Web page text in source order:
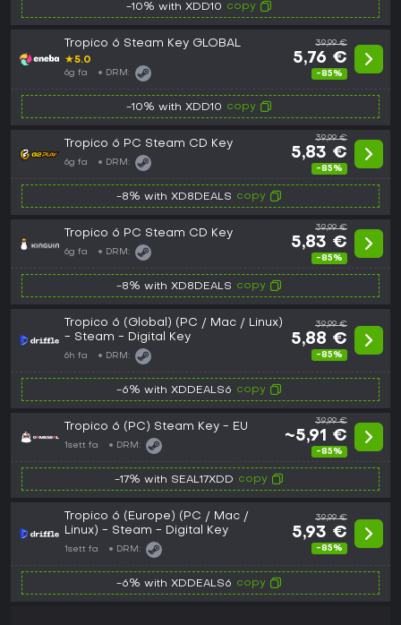
-10% with XDD10 copy
Tropico 6 Steam Key GLOBAL
★5.0
6g fa DRM:
39,99 €
5,76 €
-85%
-10% with XDD10 copy
Tropico 6 PC Steam CD Key
6g fa DRM:
39,99 €
5,83 €
-85%
-8% with XD8DEALS copy
Tropico 6 PC Steam CD Key
6g fa DRM:
39,99 €
5,83 €
-85%
-8% with XD8DEALS copy
Tropico 6 (Global) (PC / Mac / Linux)
- Steam - Digital Key
6h fa DRM:
39,99 €
5,88 €
-85%
-6% with XDDEALS6 copy
Tropico 6 (PC) Steam Key - EU
1sett fa DRM:
39,99 €
~5,91 €
-85%
-17% with SEAL17XDD copy
Tropico 6 (Europe) (PC / Mac /
Linux) - Steam - Digital Key
1sett fa DRM:
39,99 €
5,93 €
-85%
-6% with XDDEALS6 copy